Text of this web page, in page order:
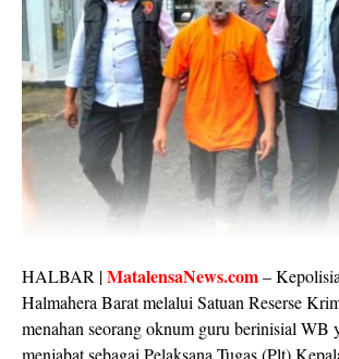
HALBAR |MatalensaNews.com–
Halmahera Barat melalui Satuan Reserse
menahan seorang oknum guru berinisial WB
menjabat sebagai Pelaksana Tugas (Plt)